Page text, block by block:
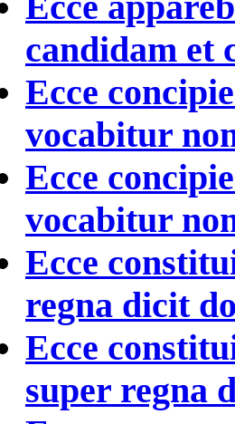
candidam et
Ecce
vocabitur
Ecce
vocabitur
Ecce
regna dicit
Ecce
super regna